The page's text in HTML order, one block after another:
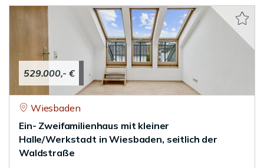
529.000,- €
Wiesbaden
Ein- Zweifamilienhaus mit kleiner
Halle/Werkstadt in Wiesbaden, seitlich der
Waldstraße